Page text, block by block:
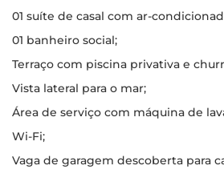
01 suíte de casal com ar-
01 banheiro social;
Terraço com piscina privativa e
Vista lateral para o mar;
Área de serviço com máquina de
Wi-Fi;
Vaga de garagem descoberta para